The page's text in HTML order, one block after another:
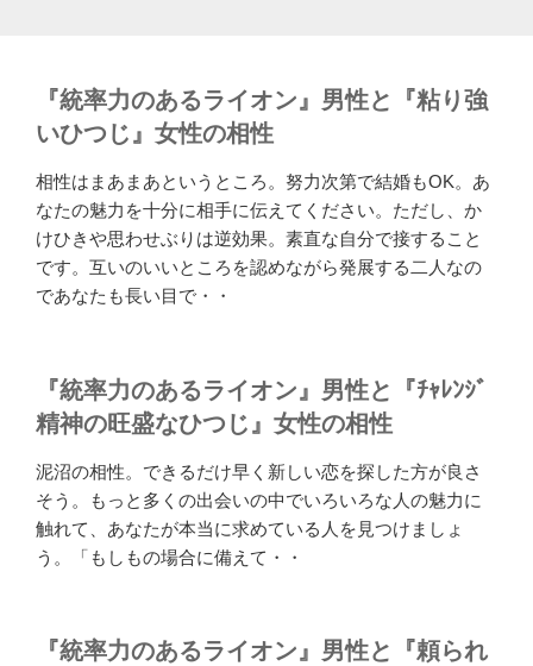
『統率力のあるライオン』男性と『粘り強
いひつじ』女性の相性
相性はまあまあというところ。努力次第で結婚もOK。あ
なたの魅力を十分に相手に伝えてください。ただし、か
けひきや思わせぶりは逆効果。素直な自分で接すること
です。互いのいいところを認めながら発展する二人なの
であなたも長い目で・・
『統率力のあるライオン』男性と『ﾁｬﾚﾝｼﾞ
精神の旺盛なひつじ』女性の相性
泥沼の相性。できるだけ早く新しい恋を探した方が良さ
そう。もっと多くの出会いの中でいろいろな人の魅力に
触れて、あなたが本当に求めている人を見つけましょ
う。「もしもの場合に備えて・・
『統率力のあるライオン』男性と『頼られ